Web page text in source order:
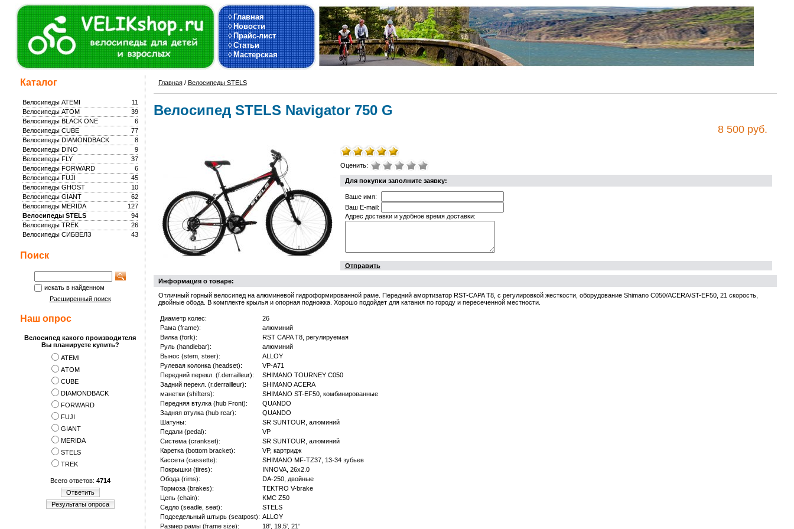
◊Главная
◊Новости
◊Прайс-лист
◊Статьи
◊Мастерская
Каталог
11
Велосипеды ATEMI
39
Велосипеды ATOM
6
Велосипеды BLACK ONE
77
Велосипеды CUBE
8
Велосипеды DIAMONDBACK
9
Велосипеды DINO
37
Велосипеды FLY
6
Велосипеды FORWARD
45
Велосипеды FUJI
10
Велосипеды GHOST
62
Велосипеды GIANT
127
Велосипеды MERIDA
94
Велосипеды STELS
26
Велосипеды TREK
43
Велосипеды СИБВЕЛЗ
Поиск
искать в найденном
Расширенный поиск
Наш опрос
Велосипед какого производителя
Вы планируете купить?
ATEMI
АTOM
CUBE
DIAMONDBACK
FORWARD
FUJI
GIANT
MERIDA
STELS
TREK
Всего ответов: 4714
Ответить
Результаты опроса
Главная/ Велосипеды STELS
Велосипед STELS Navigator 750 G
8 500 руб.
Оценить:
Для покупки заполните заявку:
Ваше имя:
Ваш E-mail:
Адрес доставки и удобное время доставки:
Отправить
Информация о товаре:
Отличный горный велосипед на алюминевой гидроформированной раме. Передний амортизатор RST-CAPA T8, с регулировкой жесткости, оборудование Shimano C050/ACERA/ST-EF50, 21 скорость,
двойные обода. В комплекте крылья и опорная подножка. Хорошо подойдет для катания по городу и пересеченной местности.
Диаметр колес:
26
Рама (frame):
алюминий
Вилка (fork):
RST CAPA T8, регулируемая
Руль (handlebar):
алюминий
Вынос (stem, steer):
ALLOY
Рулевая колонка (headset):
VP-A71
Передний перекл. (f.derrailleur):
SHIMANO TOURNEY C050
Задний перекл. (r.derrailleur):
SHIMANO ACERA
манетки (shifters):
SHIMANO ST-EF50, комбинированные
Передняя втулка (hub Front):
QUANDO
Задняя втулка (hub rear):
QUANDO
Шатуны:
SR SUNTOUR, алюминий
Педали (pedal):
VP
Система (crankset):
SR SUNTOUR, алюминий
Каретка (bottom bracket):
VP, картридж
Кассета (cassette):
SHIMANO MF-TZ37, 13-34 зубьев
Покрышки (tires):
INNOVA, 26x2.0
Обода (rims):
DA-250, двойные
Тормоза (brakes):
TEKTRO V-brake
Цепь (chain):
KMC Z50
Седло (seadle, seat):
STELS
Подседельный штырь (seatpost): ALLOY
Размер рамы (frame size):
18', 19,5', 21'